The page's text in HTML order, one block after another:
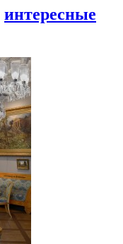
интересные